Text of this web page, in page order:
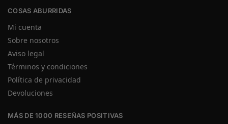
COSAS ABURRIDAS
Mi cuenta
Sobre nosotros
Aviso legal
Términos y condiciones
Política de privacidad
Devoluciones
MÁS DE 1000 RESEÑAS POSITIVAS